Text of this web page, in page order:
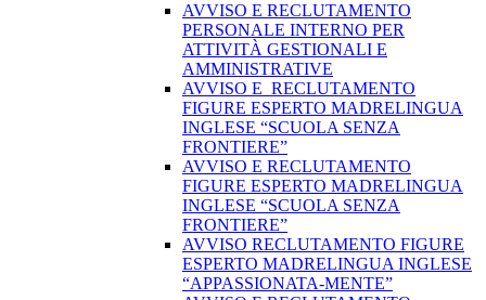
AVVISO E RECLUTAMENTO
PERSONALE INTERNO PER
ATTIVITÀ GESTIONALI E
AMMINISTRATIVE
AVVISO E RECLUTAMENTO
FIGURE ESPERTO MADRELINGUA
INGLESE “SCUOLA SENZA
FRONTIERE”
AVVISO E RECLUTAMENTO
FIGURE ESPERTO MADRELINGUA
INGLESE “SCUOLA SENZA
FRONTIERE”
AVVISO RECLUTAMENTO FIGURE
ESPERTO MADRELINGUA INGLESE
“APPASSIONATA-MENTE”